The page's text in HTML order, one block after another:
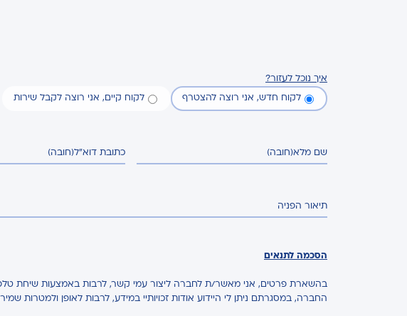
איך נוכל לעזור?
לקוח חדש, אני רוצה להצטרף לקוח קיים, אני רוצה לקבל שירות
שם מלא(חובה) כתובת דוא"ל(חובה)
תיאור הפניה
הסכמה לתנאים
בהשארת פרטים, אני מאשר/ת לחברה ליצור עמי קשר, לרבות באמצעות שיחת
החברה, במסגרתם ניתן לי היידוע אודות זכויותיי במידע, לרבות לאופן ולמטרות